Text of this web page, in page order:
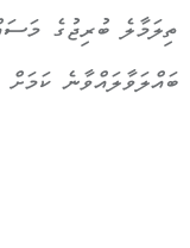
ތިލަމާލެ ބުރިޖުގެ
ބައްލަވާލައްވާނެ ކަމަށް